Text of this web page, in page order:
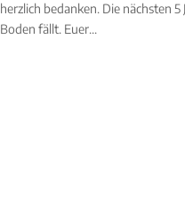
herzlich bedanken. Die nächsten
Boden fällt. Euer...